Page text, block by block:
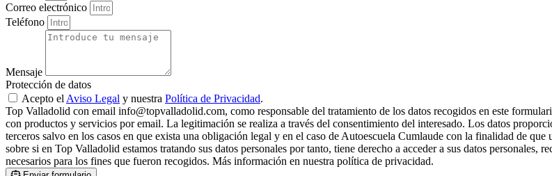
Correo electrónico
Teléfono
Mensaje
Protección de datos
Acepto el Aviso Legal y nuestra Política de Privacidad.
Top Valladolid con email info@topvalladolid.com, como responsable del tratamiento de los datos recogidos en este
con productos y servicios por email. La legitimación se realiza a través del consentimiento del interesado. Los datos
terceros salvo en los casos en que exista una obligación legal y en el caso de Autoescuela Cumlaude con la finalidad de
sobre si en Top Valladolid estamos tratando sus datos personales por tanto, tiene derecho a acceder a sus datos personales,
necesarios para los fines que fueron recogidos. Más información en nuestra política de privacidad.